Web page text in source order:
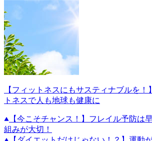
【フィットネスにもサスティナブルを！
トネスで人も地球も健康に
【今こそチャンス！】フレイル予防は
組みが大切！